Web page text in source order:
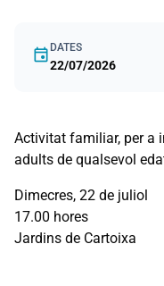
event DATES
22/07/2026
Activitat familiar, per a
adults de qualsevol
Dimecres, 22 de juliol
17.00 hores
Jardins de Cartoixa